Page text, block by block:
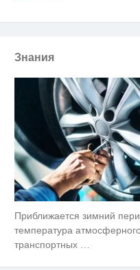
Знания
Приближается зимний
температура
транспортных